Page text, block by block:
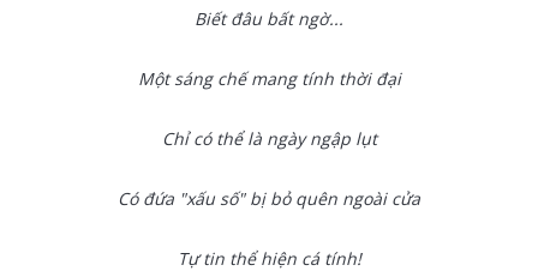
Biết đâu bất ngờ...
Một sáng chế mang tính thời đại
Chỉ có thể là ngày ngập lụt
Có đứa "xấu số" bị bỏ quên ngoài cửa
Tự tin thể hiện cá tính!